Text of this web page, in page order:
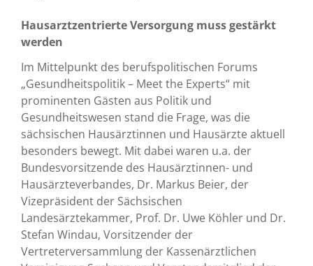
Hausarztzentrierte Versorgung muss gestärkt
werden
Im Mittelpunkt des berufspolitischen Forums
„Gesundheitspolitik – Meet the Experts“ mit
prominenten Gästen aus Politik und
Gesundheitswesen stand die Frage, was die
sächsischen Hausärztinnen und Hausärzte aktuell
besonders bewegt. Mit dabei waren u.a. der
Bundesvorsitzende des Hausärztinnen- und
Hausärzteverbandes, Dr. Markus Beier, der
Vizepräsident der Sächsischen
Landesärztekammer, Prof. Dr. Uwe Köhler und Dr.
Stefan Windau, Vorsitzender der
Vertreterversammlung der Kassenärztlichen